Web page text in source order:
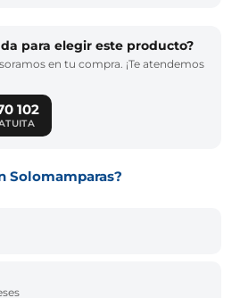
para elegir este producto?
en tu compra. ¡Te atendemos
102
Solomamparas?